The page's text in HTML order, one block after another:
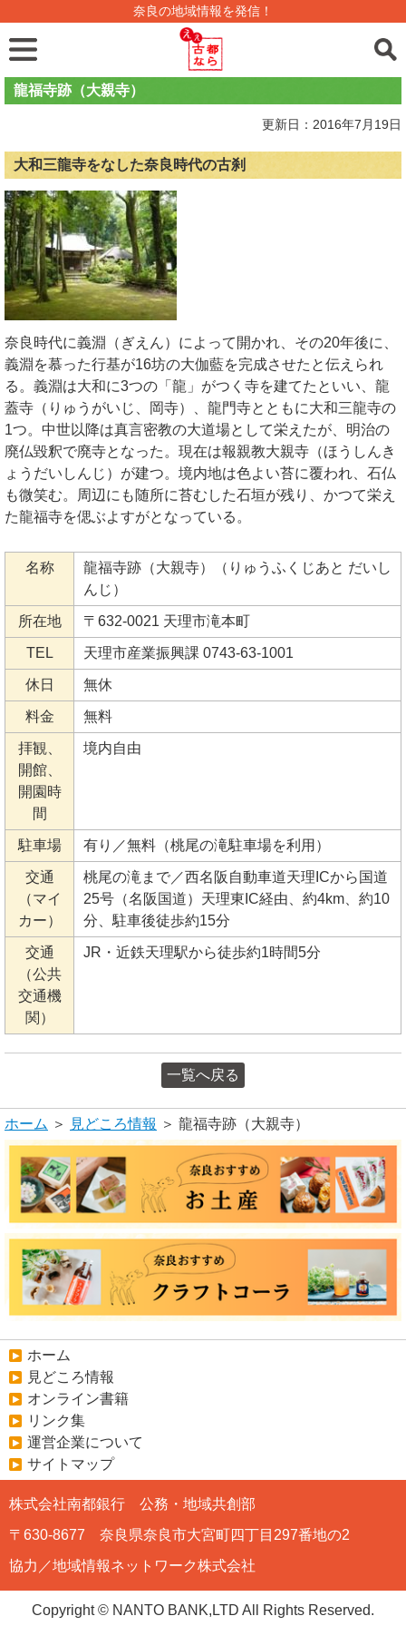
奈良の地域情報を発信！
龍福寺跡（大親寺）
更新日：2016年7月19日
大和三龍寺をなした奈良時代の古刹
奈良時代に義淵（ぎえん）によって開かれ、その20年後に、
義淵を慕った行基が16坊の大伽藍を完成させたと伝えられ
る。義淵は大和に3つの「龍」がつく寺を建てたといい、龍
蓋寺（りゅうがいじ、岡寺）、龍門寺とともに大和三龍寺の
1つ。中世以降は真言密教の大道場として栄えたが、明治の
廃仏毀釈で廃寺となった。現在は報親教大親寺（ほうしんき
ょうだいしんじ）が建つ。境内地は色よい苔に覆われ、石仏
も微笑む。周辺にも随所に苔むした石垣が残り、かつて栄え
た龍福寺を偲ぶよすがとなっている。
名称
龍福寺跡（大親寺）（りゅうふくじあと だいし
んじ）
所在地 〒632-0021 天理市滝本町
TEL 天理市産業振興課 0743-63-1001
休日 無休
料金 無料
拝観、
開館、
開園時
間
境内自由
駐車場 有り／無料（桃尾の滝駐車場を利用）
交通
（マイ
カー）
桃尾の滝まで／西名阪自動車道天理ICから国道
25号（名阪国道）天理東IC経由、約4km、約10
分、駐車後徒歩約15分
交通
（公共
交通機
関）
JR・近鉄天理駅から徒歩約1時間5分
一覧へ戻る
ホーム ＞ 見どころ情報 ＞ 龍福寺跡（大親寺）
ホーム
見どころ情報
オンライン書籍
リンク集
運営企業について
サイトマップ
株式会社南都銀行 公務・地域共創部
〒630-8677 奈良県奈良市大宮町四丁目297番地の2
協力／地域情報ネットワーク株式会社
Copyright © NANTO BANK,LTD All Rights Reserved.